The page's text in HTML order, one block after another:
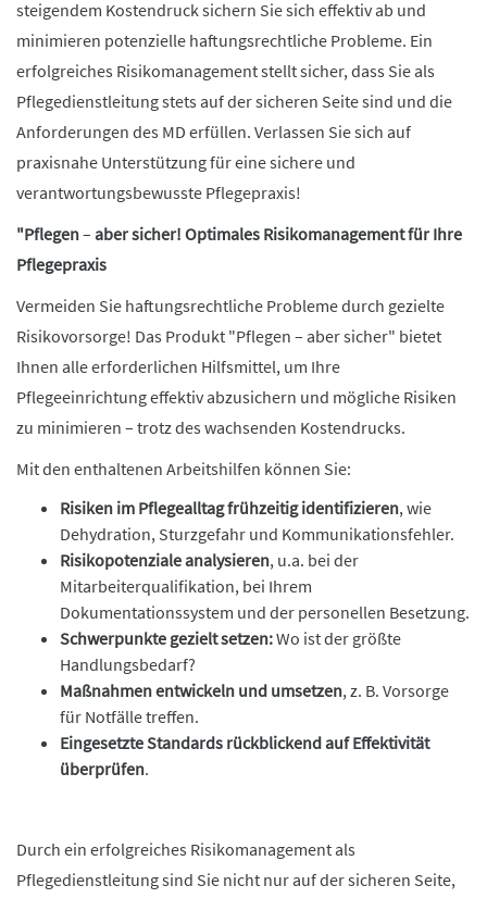
steigendem Kostendruck sichern Sie sich effektiv ab und
minimieren potenzielle haftungsrechtliche Probleme. Ein
erfolgreiches Risikomanagement stellt sicher, dass Sie als
Pflegedienstleitung stets auf der sicheren Seite sind und die
Anforderungen des MD erfüllen. Verlassen Sie sich auf
praxisnahe Unterstützung für eine sichere und
verantwortungsbewusste Pflegepraxis!
"Pflegen– aber sicher! Optimales Risikomanagement für Ihre
Pflegepraxis
Vermeiden Sie haftungsrechtliche Probleme durch gezielte
Risikovorsorge! Das Produkt "Pflegen – aber sicher" bietet
Ihnen alle erforderlichen Hilfsmittel, um Ihre
Pflegeeinrichtung effektiv abzusichern und mögliche Risiken
zu minimieren – trotz des wachsenden Kostendrucks.
Mit den enthaltenen Arbeitshilfen können Sie:
Risiken im Pflegealltag frühzeitig identifizieren, wie
Dehydration, Sturzgefahr und Kommunikationsfehler.
Risikopotenziale analysieren, u.a. bei der
Mitarbeiterqualifikation, bei Ihrem
Dokumentationssystem und der personellen Besetzung.
Schwerpunkte gezielt setzen:Wo ist der größte
Handlungsbedarf?
Maßnahmen entwickeln und umsetzen, z. B. Vorsorge
für Notfälle treffen.
Eingesetzte Standards rückblickend auf Effektivität
überprüfen.
Durch ein erfolgreiches Risikomanagement als
Pflegedienstleitung sind Sie nicht nur auf der sicheren Seite,